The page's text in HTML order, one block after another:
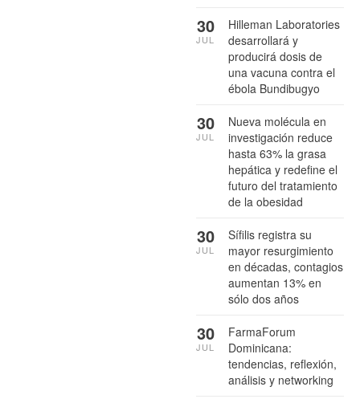
Hilleman Laboratories
desarrollará y
producirá dosis de
una vacuna contra el
ébola Bundibugyo
30
JUL
Nueva molécula en
investigación reduce
hasta 63% la grasa
hepática y redefine el
futuro del tratamiento
de la obesidad
30
JUL
Sífilis registra su
mayor resurgimiento
en décadas, contagios
aumentan 13% en
sólo dos años
30
JUL
FarmaForum
Dominicana:
tendencias, reflexión,
análisis y networking
30
JUL